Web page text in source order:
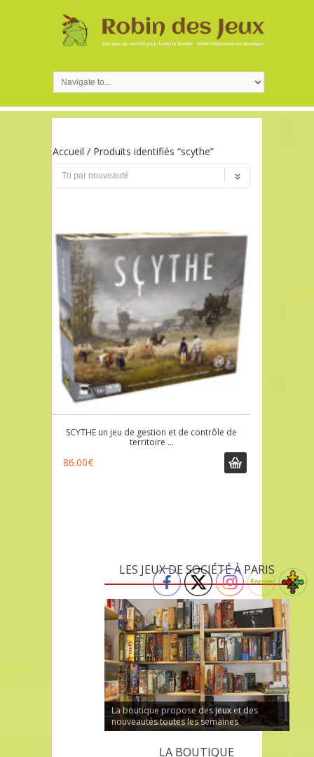
Accueil / Produits identifiés “scythe”
SCYTHE un jeu de gestion et de contrôle de
territoire …
86.00€
LES JEUX DE SOCIÉTÉ À PARIS
La boutique propose des jeux et des
nouveautés toutes les semaines
LA BOUTIQUE